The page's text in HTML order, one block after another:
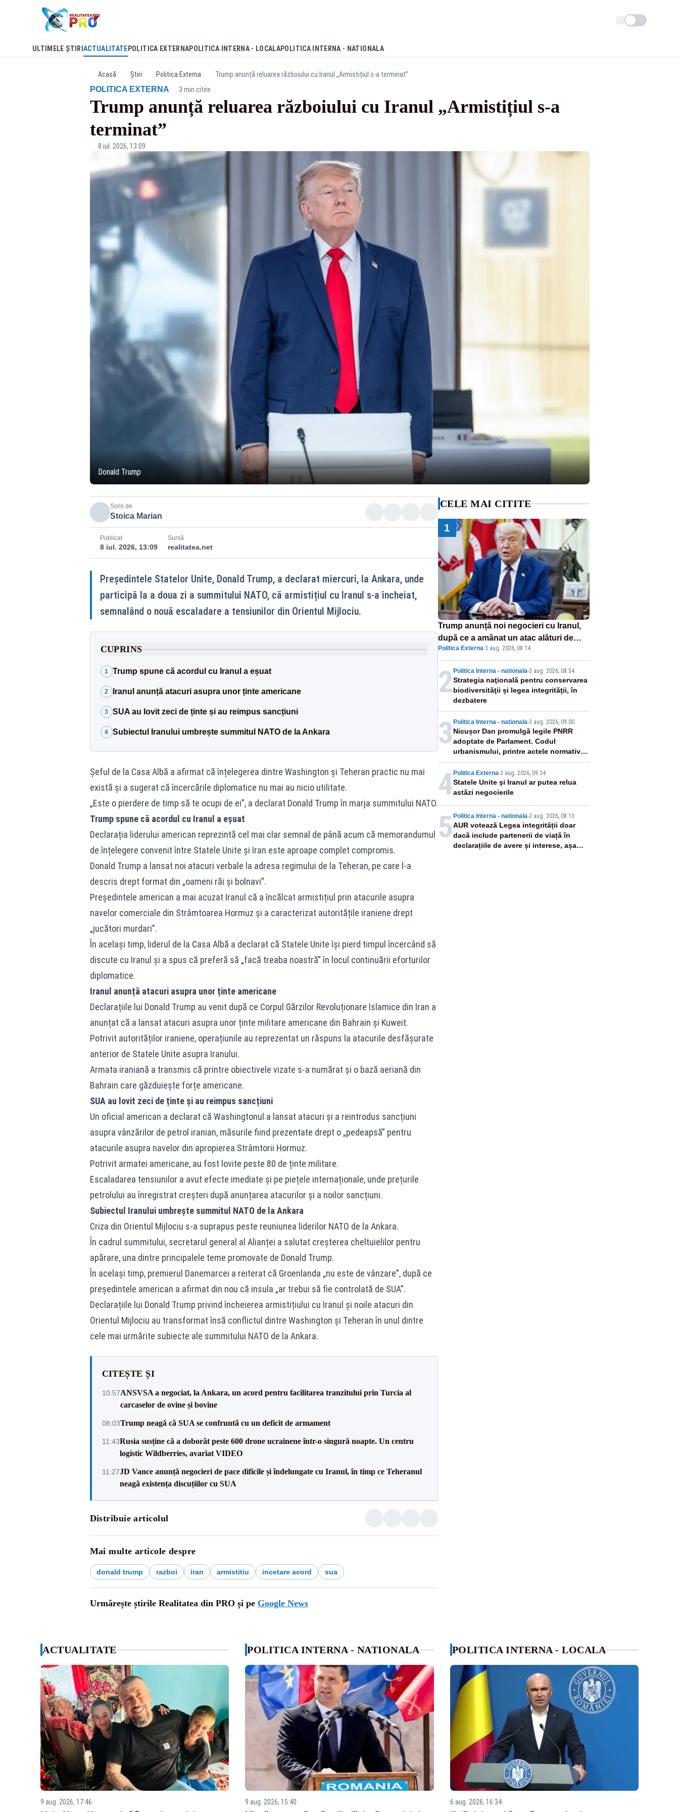
Schimba tema
ULTIMELE ȘTIRI ACTUALITATE POLITICA EXTERNAPOLITICA INTERNA - LOCALAPOLITICA INTERNA - NATIONALA
Acasă Știri Politica Externa Trump anunță reluarea războiului cu Iranul „Armistițiul s-a terminat”
POLITICA EXTERNA· 3 min citire
Trump anunță reluarea războiului cu Iranul „Armistițiul s-a
terminat”
8 iul. 2026, 13:09
Donald Trump
Scris de
Stoica Marian
Publicat
8 iul. 2026, 13:09
Sursă
realitatea.net
Președintele Statelor Unite, Donald Trump, a declarat miercuri, la Ankara, unde
participă la a doua zi a summitului NATO, că armistițiul cu Iranul s-a încheiat,
semnalând o nouă escaladare a tensiunilor din Orientul Mijlociu.
CUPRINS
1 Trump spune că acordul cu Iranul a eșuat
2 Iranul anunță atacuri asupra unor ținte americane
3 SUA au lovit zeci de ținte și au reimpus sancțiuni
4 Subiectul Iranului umbrește summitul NATO de la Ankara
Șeful de la Casa Albă a afirmat că înțelegerea dintre Washington și Teheran practic nu mai
există și a sugerat că încercările diplomatice nu mai au nicio utilitate.
„Este o pierdere de timp să te ocupi de ei”, a declarat Donald Trump în marja summitului NATO.
Trump spune că acordul cu Iranul a eșuat
Declarația liderului american reprezintă cel mai clar semnal de până acum că memorandumul
de înțelegere convenit între Statele Unite și Iran este aproape complet compromis.
Donald Trump a lansat noi atacuri verbale la adresa regimului de la Teheran, pe care l-a
descris drept format din „oameni răi și bolnavi”.
Președintele american a mai acuzat Iranul că a încălcat armistițiul prin atacurile asupra
navelor comerciale din Strâmtoarea Hormuz și a caracterizat autoritățile iraniene drept
„jucători murdari”.
În același timp, liderul de la Casa Albă a declarat că Statele Unite își pierd timpul încercând să
discute cu Iranul și a spus că preferă să „facă treaba noastră” în locul continuării eforturilor
diplomatice.
Iranul anunță atacuri asupra unor ținte americane
Declarațiile lui Donald Trump au venit după ce Corpul Gărzilor Revoluționare Islamice din Iran a
anunțat că a lansat atacuri asupra unor ținte militare americane din Bahrain și Kuweit.
Potrivit autorităților iraniene, operațiunile au reprezentat un răspuns la atacurile desfășurate
anterior de Statele Unite asupra Iranului.
Armata iraniană a transmis că printre obiectivele vizate s-a numărat și o bază aeriană din
Bahrain care găzduiește forțe americane.
SUA au lovit zeci de ținte și au reimpus sancțiuni
Un oficial american a declarat că Washingtonul a lansat atacuri și a reintrodus sancțiuni
asupra vânzărilor de petrol iranian, măsurile fiind prezentate drept o „pedeapsă” pentru
atacurile asupra navelor din apropierea Strâmtorii Hormuz.
Potrivit armatei americane, au fost lovite peste 80 de ținte militare.
Escaladarea tensiunilor a avut efecte imediate și pe piețele internaționale, unde prețurile
petrolului au înregistrat creșteri după anunțarea atacurilor și a noilor sancțiuni.
Subiectul Iranului umbrește summitul NATO de la Ankara
Criza din Orientul Mijlociu s-a suprapus peste reuniunea liderilor NATO de la Ankara.
În cadrul summitului, secretarul general al Alianței a salutat creșterea cheltuielilor pentru
apărare, una dintre principalele teme promovate de Donald Trump.
În același timp, premierul Danemarcei a reiterat că Groenlanda „nu este de vânzare”, după ce
președintele american a afirmat din nou că insula „ar trebui să fie controlată de SUA”.
Declarațiile lui Donald Trump privind încheierea armistițiului cu Iranul și noile atacuri din
Orientul Mijlociu au transformat însă conflictul dintre Washington și Teheran în unul dintre
cele mai urmărite subiecte ale summitului NATO de la Ankara.
CITEȘTE ȘI
10:57ANSVSA a negociat, la Ankara, un acord pentru facilitarea tranzitului prin Turcia al
carcaselor de ovine și bovine
08:03Trump neagă că SUA se confruntă cu un deficit de armament
11:43Rusia susține că a doborât peste 600 drone ucrainene într-o singură noapte. Un centru
logistic Wildberries, avariat VIDEO
11:27JD Vance anunță negocieri de pace dificile și îndelungate cu Iranul, în timp ce Teheranul
neagă existența discuțiilor cu SUA
Distribuie articolul
Mai multe articole despre
donald trump razboi iran armistitiu incetare acord sua
Urmărește știrile Realitatea din PRO și pe Google News
CELE MAI CITITE
1
Trump anunță noi negocieri cu Iranul,
după ce a amânat un atac alături de
Israel
Politica Externa·3 aug. 2026, 08:14
2 Politica Interna - nationala-3 aug. 2026, 08:54
Strategia naţională pentru conservarea
biodiversităţii și legea integrităţii, în
dezbatere
3 Politica Interna - nationala-3 aug. 2026, 09:00
Nicușor Dan promulgă legile PNRR
adoptate de Parlament. Codul
urbanismului, printre actele normative
vizate
4 Politica Externa-3 aug. 2026, 09:34
Statele Unite şi Iranul ar putea relua
astăzi negocierile
5 Politica Interna - nationala-3 aug. 2026, 08:13
AUR votează Legea integrității doar
dacă include partenerii de viață în
declarațiile de avere și interese, așa
ACTUALITATE
9 aug. 2026, 17:46
POLITICA INTERNA - NATIONALA
9 aug. 2026, 15:40
POLITICA INTERNA - LOCALA
6 aug. 2026, 16:34